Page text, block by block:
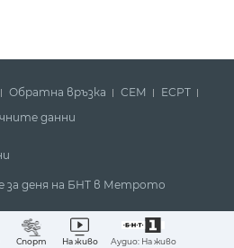
Спорт На живо Аудио: На живо
Обратна връзка СЕМ
ECPT
данни
за деня на БНТ в Метрото